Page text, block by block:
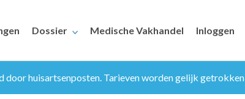
Dossier Medische Vakhandel Inloggen
huisartsenposten. Tarieven worden gelijk getrokken